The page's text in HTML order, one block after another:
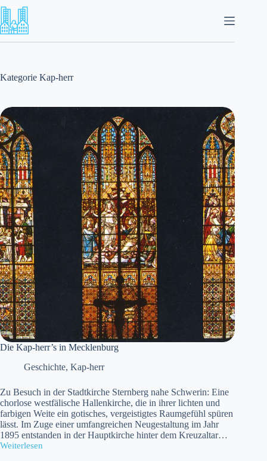
Zum
Inhalt
springen
Kategorie Kap-herr
Die Kap-herr’s in Mecklenburg
Geschichte, Kap-herr
Zu Besuch in der Stadtkirche Sternberg nahe Schwerin: Eine
chorlose westfälische Hallenkirche, die in ihrer lichten und
farbigen Weite ein gotisches, vergeistigtes Raumgefühl spüren
lässt. Im Zuge einer umfangreichen Neugestaltung im Jahr
1895 entstanden in der Hauptkirche hinter dem Kreuzaltar…
Weiterlesen
Die